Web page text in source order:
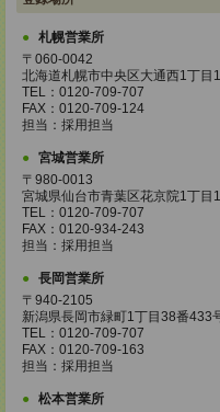
札幌営業所
〒060-0042
北海道札幌市中央区大通西1丁
TEL：0120-709-707
FAX：0120-709-124
担当：採用担当
宮城営業所
〒980-0013
宮城県仙台市青葉区花京院1丁
TEL：0120-709-707
FAX：0120-934-243
担当：採用担当
長岡営業所
〒940-2105
新潟県長岡市緑町1丁目38番
TEL：0120-709-707
FAX：0120-709-163
担当：採用担当
松本営業所